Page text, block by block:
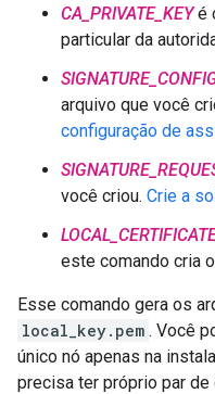
CA_PRIVATE_KEYé
particular da
arquivo que você
configuração de
você criou. Crie a
este comando cria
Esse comando gera os
local_key.pem . Você
único nó apenas na
precisa ter próprio par